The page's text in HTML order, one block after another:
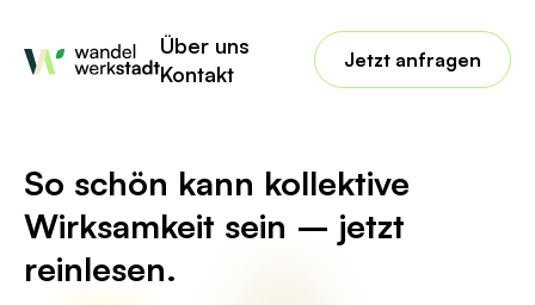
Über uns
Kontakt
Jetzt anfragen
No posts found for your tag,
category or search term.
So schön kann kollektive
Wirksamkeit sein – jetzt
reinlesen.